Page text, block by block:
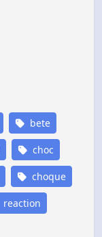
bete
choc
choque
reaction